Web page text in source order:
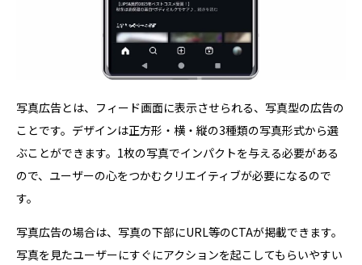
写真広告とは、フィード画面に表示させられる、写真型の広告の
ことです。デザインは正方形・横・縦の3種類の写真形式から選
ぶことができます。1枚の写真でインパクトを与える必要がある
ので、ユーザーの心をつかむクリエイティブが必要になるので
す。
写真広告の場合は、写真の下部にURL等のCTAが掲載できます。
写真を見たユーザーにすぐにアクションを起こしてもらいやすい